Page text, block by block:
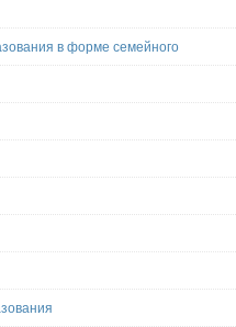
в форме семейного